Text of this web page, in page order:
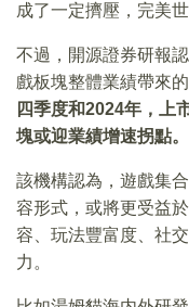
成了一定擠壓，完美
不過，開源證券研報
戲板塊整體業績帶來
四季度和2024年，上
塊或迎業績增速拐點。
該機構認為，遊戲集
容形式，或將更受益
容、玩法豐富度、社
力。